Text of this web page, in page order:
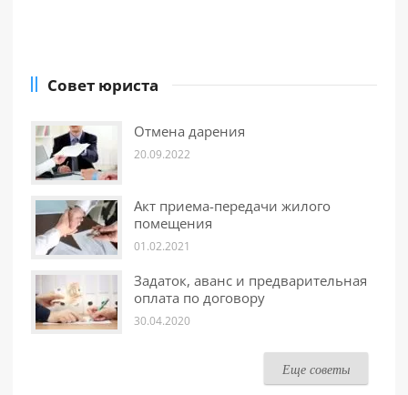
Совет юриста
Отмена дарения
20.09.2022
Акт приема-передачи жилого
помещения
01.02.2021
Задаток, аванс и предварительная
оплата по договору
30.04.2020
Еще советы